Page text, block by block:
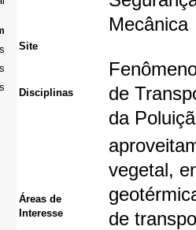
Mecânica
Site
Disciplinas
de
da
Áreas de
Interesse
vegetal,
de